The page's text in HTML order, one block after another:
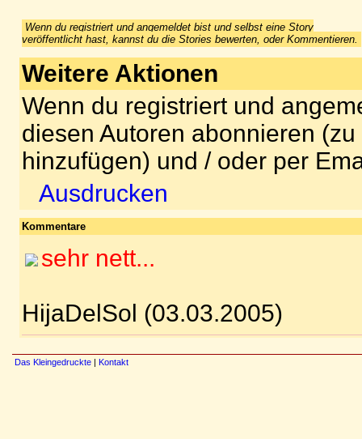
Wenn du registriert und angemeldet bist und selbst eine Story
veröffentlicht hast, kannst du die Stories bewerten, oder Kommentieren.
Weitere Aktionen
Wenn du registriert und
diesen Autoren abonnieren
hinzufügen) und / oder per
Ausdrucken
Kommentare
sehr nett...
HijaDelSol (03.03.2005)
Das Kleingedruckte | Kontakt